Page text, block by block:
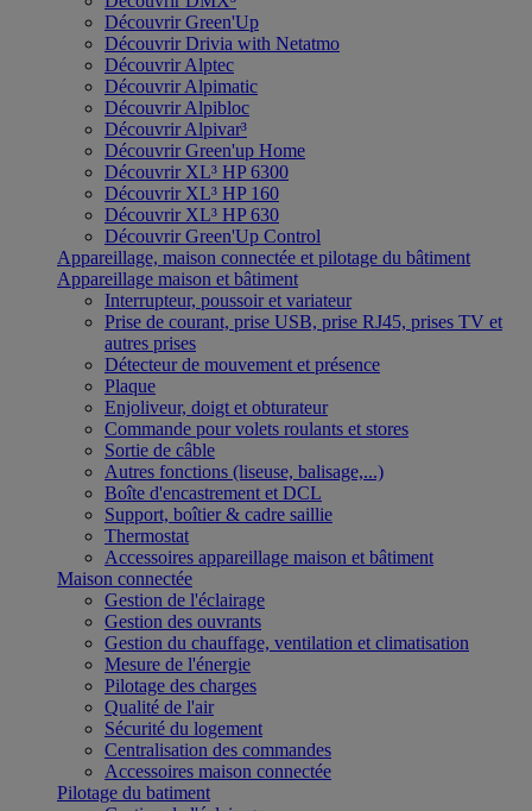
Découvrir Green'Up
Découvrir Drivia with Netatmo
Découvrir Alptec
Découvrir Alpimatic
Découvrir Alpibloc
Découvrir Alpivar³
Découvrir Green'up Home
Découvrir XL³ HP 6300
Découvrir XL³ HP 160
Découvrir XL³ HP 630
Découvrir Green'Up Control
Appareillage, maison connectée et pilotage du bâtiment
Appareillage maison et bâtiment
Interrupteur, poussoir et variateur
Prise de courant, prise USB, prise RJ45, prises TV et
autres prises
Détecteur de mouvement et présence
Plaque
Enjoliveur, doigt et obturateur
Commande pour volets roulants et stores
Sortie de câble
Autres fonctions (liseuse, balisage,...)
Boîte d'encastrement et DCL
Support, boîtier & cadre saillie
Thermostat
Accessoires appareillage maison et bâtiment
Maison connectée
Gestion de l'éclairage
Gestion des ouvrants
Gestion du chauffage, ventilation et climatisation
Mesure de l'énergie
Pilotage des charges
Qualité de l'air
Sécurité du logement
Centralisation des commandes
Accessoires maison connectée
Pilotage du batiment